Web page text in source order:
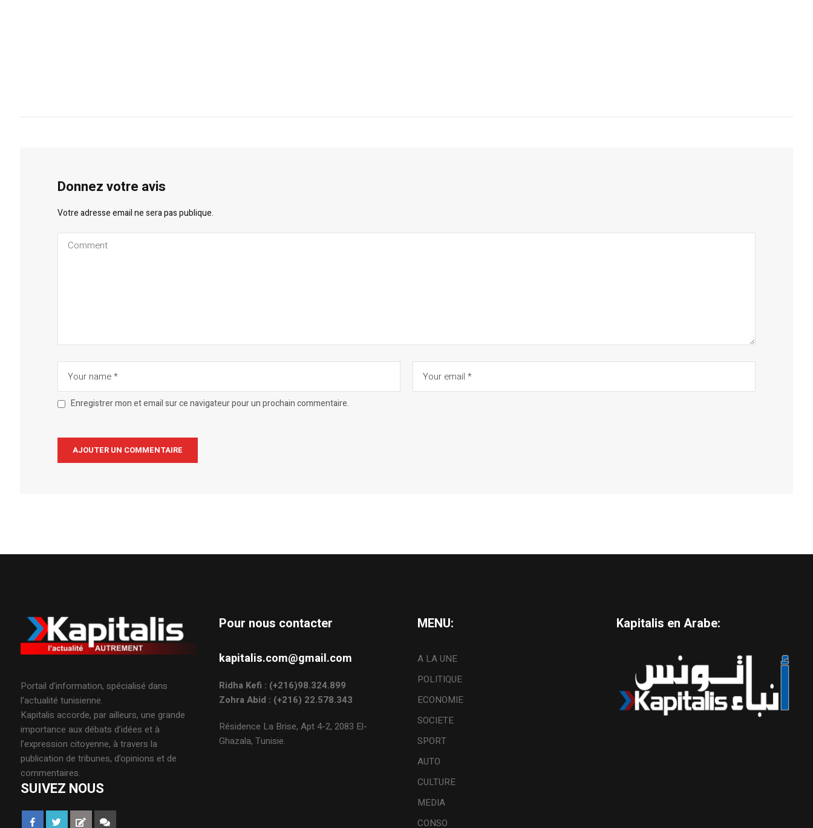
Donnez votre avis
Votre adresse email ne sera pas publique.
Enregistrer mon et email sur ce navigateur pour un prochain commentaire.
Portail d’information, spécialisé dans
l’actualité tunisienne.
Kapitalis accorde, par ailleurs, une grande
importance aux débats d’idées et à
l’expression citoyenne, à travers la
publication de tribunes, d’opinions et de
commentaires.
SUIVEZ NOUS
Pour nous contacter
kapitalis.com@gmail.com
Ridha Kefi : (+216)98.324.899
Zohra Abid : (+216) 22.578.343
Résidence La Brise, Apt 4-2, 2083 El-
Ghazala, Tunisie.
MENU:
A LA UNE
POLITIQUE
ECONOMIE
SOCIETE
SPORT
AUTO
CULTURE
MEDIA
CONSO
Kapitalis en Arabe: